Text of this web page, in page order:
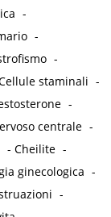
-
-
-
staminali -
-
centrale -
-Cheilite -
ginecologica -
-